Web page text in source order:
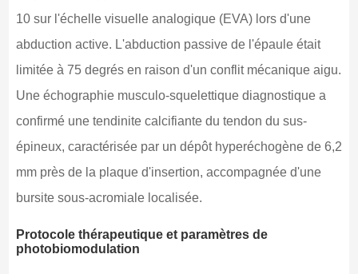
10 sur l'échelle visuelle analogique (EVA) lors d'une
abduction active. L'abduction passive de l'épaule était
limitée à 75 degrés en raison d'un conflit mécanique aigu.
Une échographie musculo-squelettique diagnostique a
confirmé une tendinite calcifiante du tendon du sus-
épineux, caractérisée par un dépôt hyperéchogène de 6,2
mm près de la plaque d'insertion, accompagnée d'une
bursite sous-acromiale localisée.
Protocole thérapeutique et paramètres de
photobiomodulation